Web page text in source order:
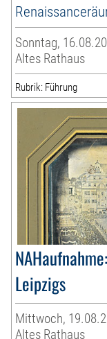
Sonntag,
Altes Rathaus
Rubrik: Führung
Leipzigs
Mittwoch,
Altes Rathaus